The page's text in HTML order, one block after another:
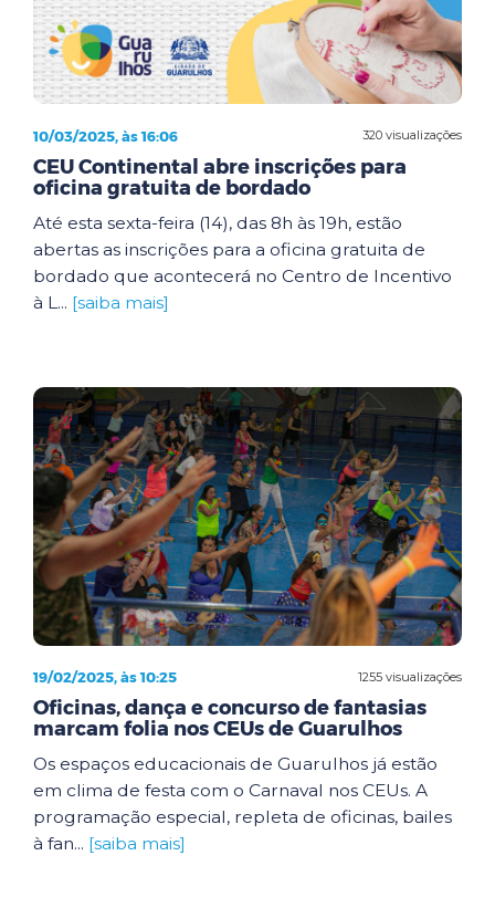
320 visualizações
10/03/2025, às 16:06
CEU Continental abre inscrições para
oficina gratuita de bordado
Até esta sexta-feira (14), das 8h às 19h, estão
abertas as inscrições para a oficina gratuita de
bordado que acontecerá no Centro de Incentivo
à L... [saiba mais]
1255 visualizações
19/02/2025, às 10:25
Oficinas, dança e concurso de fantasias
marcam folia nos CEUs de Guarulhos
Os espaços educacionais de Guarulhos já estão
em clima de festa com o Carnaval nos CEUs. A
programação especial, repleta de oficinas, bailes
à fan... [saiba mais]